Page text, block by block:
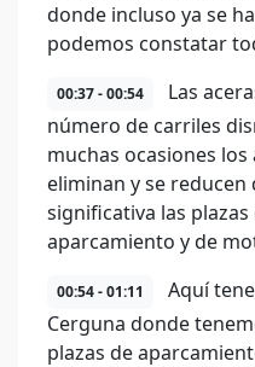
donde incluso ya se
podemos constatar
00:37 - 00:54
Las
número de carriles
muchas ocasiones
eliminan y se
significativa las
aparcamiento y de
00:54 - 01:11
Aquí
Cerguna donde
plazas de